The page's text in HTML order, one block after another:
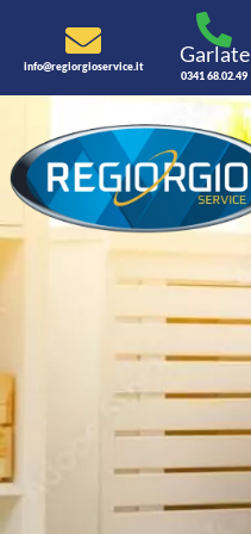
info@regiorgioservice.it Garlate
0341 68.02.49